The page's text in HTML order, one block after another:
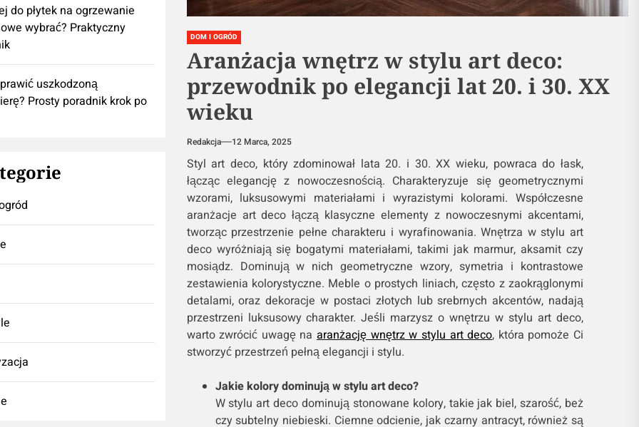
DOM I OGRÓD
Aranżacja wnętrz w stylu art deco:
przewodnik po elegancji lat 20. i 30. XX
wieku
Redakcja 12 Marca, 2025
Styl art deco, który zdominował lata 20. i 30. XX wieku, powraca do łask,
łącząc elegancję z nowoczesnością. Charakteryzuje się geometrycznymi
wzorami, luksusowymi materiałami i wyrazistymi kolorami. Współczesne
aranżacje art deco łączą klasyczne elementy z nowoczesnymi akcentami,
tworząc przestrzenie pełne charakteru i wyrafinowania. Wnętrza w stylu art
deco wyróżniają się bogatymi materiałami, takimi jak marmur, aksamit czy
mosiądz. Dominują w nich geometryczne wzory, symetria i kontrastowe
zestawienia kolorystyczne. Meble o prostych liniach, często z zaokrąglonymi
detalami, oraz dekoracje w postaci złotych lub srebrnych akcentów, nadają
przestrzeni luksusowy charakter. Jeśli marzysz o wnętrzu w stylu art deco,
warto zwrócić uwagę naaranżację wnętrz w stylu art deco, która pomoże Ci
stworzyć przestrzeń pełną elegancji i stylu.
Jakie kolory dominują w stylu art deco?
W stylu art deco dominują stonowane kolory, takie jak biel, szarość, beż
czy subtelny niebieski. Ciemne odcienie, jak czarny antracyt, również są
do płytek na ogrzewanie
wybrać? Praktyczny
uszkodzoną
Prosty poradnik krok po